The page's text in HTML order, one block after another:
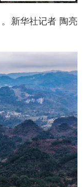
新华社记者 陶亮